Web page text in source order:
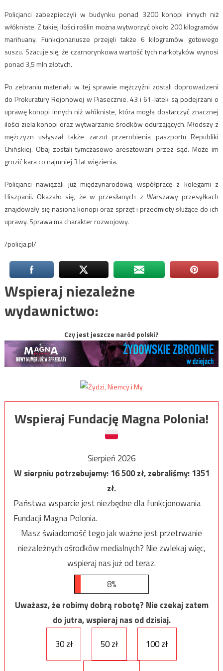
Policjanci zabezpieczyli w budynku ponad 3200 konopi innych niż
włókniste. Z takiej ilości roślin można wytworzyć około 200 kilogramów
marihuany. Funkcjonariusze przejęli także 6 kilogramów gotowego
suszu. Szacuje się, że czarnorynkowa wartość tych narkotyków wynosi
ponad 3,5 mln złotych.
Po zebraniu materiału w tej sprawie mężczyźni zostali doprowadzeni
do Prokuratury Rejonowej w Piasecznie. 43 i 61-latek są podejrzani o
uprawę konopi innych niż włókniste, która mogła dostarczyć znacznej
ilości ziela konopi oraz wytwarzanie środków odurzających. Młodszy z
mężczyzn usłyszał także zarzut przerobienia paszportu Republiki
Chińskiej. Obaj zostali tymczasowo aresztowani przez sąd. Może im
grozić kara co najmniej 3 lat więzienia.
Policjanci nawiązali już międzynarodową współpracę z kolegami z
Hiszpanii. Okazało się, że w przesłanych z Warszawy przesyłkach
znajdowały się nasiona konopi oraz sprzęt i przedmioty służące do ich
uprawy. Sprawa ma charakter rozwojowy.
/policja.pl/
Wspieraj niezależne
wydawnictwo:
Czy jest jeszcze naród polski?
Wspieraj Fundację Magna Polonia!
Sierpień 2026
W sierpniu potrzebujemy:16 500zł, zebraliśmy:1351
zł.
Państwa wsparcie jest niezbędne dla funkcjonowania
Fundacji Magna Polonia.
Masz świadomość tego jak ważne jest przetrwanie
niezależnych ośrodków medialnych? Nie zwlekaj więc,
wspieraj nas już od teraz.
8%
Uważasz, że robimy dobrą robotę? Nie czekaj zatem
do jutra, wspieraj nas od dzisiaj.
30 zł
50 zł 100 zł